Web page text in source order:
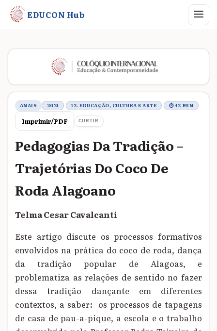
EDUCON Hub Abrir
Metadados do trabalho
ANAIS 2021 12. EDUCAÇÃO, CULTURA E ARTE ⏱ 42 MIN
Imprimir/PDF CURTIR
Pedagogias Da Tradição –
Trajetórias Do Coco De
Roda Alagoano
Telma Cesar Cavalcanti
Este artigo discute os processos formativos
envolvidos na prática do coco de roda, dança
da tradição popular de Alagoas, e
problematiza as relações de sentido no fazer
dessa tradição dançante em diferentes
contextos, a saber: os processos de tapagens
de casa de pau-a-pique, a escola e o trabalho